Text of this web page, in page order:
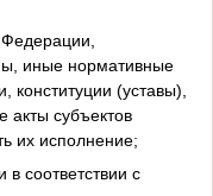
иные нормативные
конституции (уставы),
субъектов
их исполнение;
соответствии с